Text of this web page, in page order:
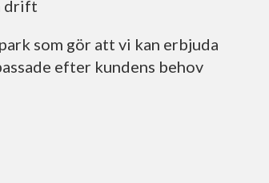
drift
som gör att vi kan erbjuda
efter kundens behov